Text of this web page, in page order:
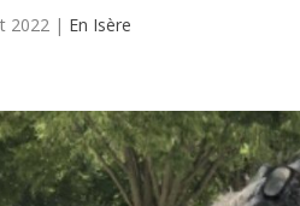
2022 | En Isère